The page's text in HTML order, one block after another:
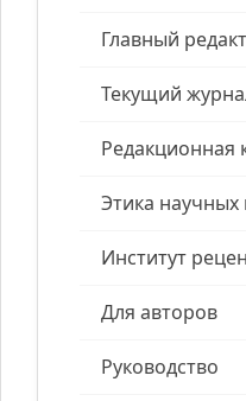
Главный
Текущий
Редакционная
Этика научных
Институт
Для авторов
Руководство